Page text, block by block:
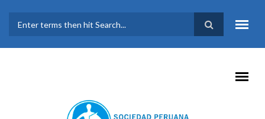
FORMULARIO DE
BÚSQUEDA